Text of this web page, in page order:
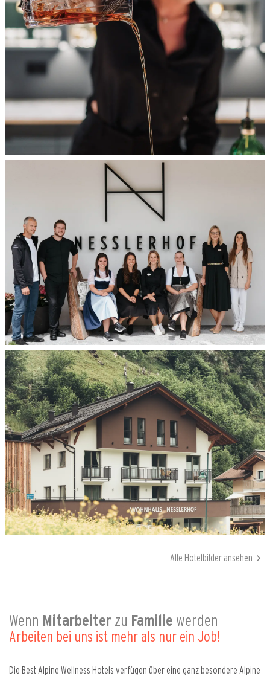
Alle Hotelbilder ansehen
Wenn Mitarbeiter zu Familie werden
Arbeiten bei uns ist mehr als nur ein Job!
Die Best Alpine Wellness Hotels verfügen über eine ganz besondere Alpine